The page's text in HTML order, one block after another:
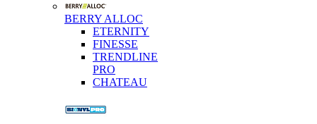
BERRY ALLOC
ETERNITY
FINESSE
TRENDLINE
PRO
CHATEAU